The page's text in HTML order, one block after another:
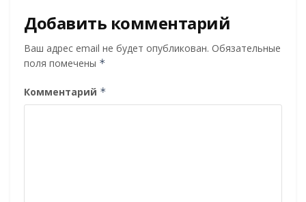
Добавить комментарий
Ваш адрес email не будет опубликован. Обязательные
поля помечены *
Комментарий *